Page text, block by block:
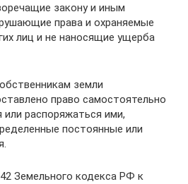
закону и иным
права и охраняемые
лиц и не наносящие ущерба
земли
право самостоятельно
или распоряжаться ими,
постоянные или
Земельного кодекса РФ к